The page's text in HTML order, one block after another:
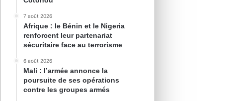
7 août 2026
Afrique : le Bénin et le Nigeria
renforcent leur partenariat
sécuritaire face au terrorisme
6 août 2026
Mali : l’armée annonce la
poursuite de ses opérations
contre les groupes armés